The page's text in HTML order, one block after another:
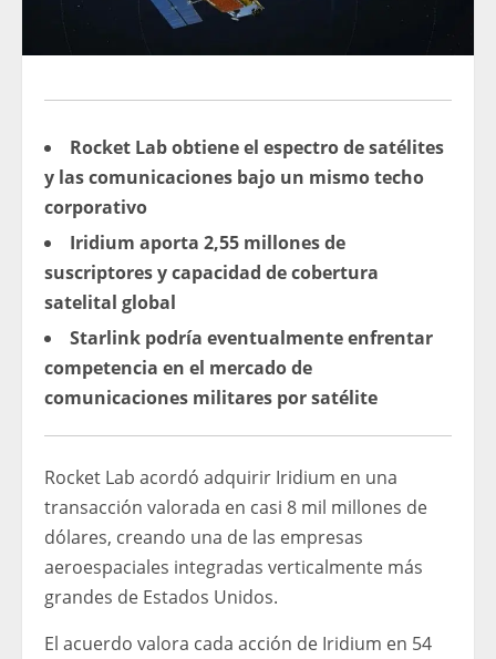
Rocket Lab obtiene el espectro de satélites
y las comunicaciones bajo un mismo techo
corporativo
Iridium aporta 2,55 millones de
suscriptores y capacidad de cobertura
satelital global
Starlink podría eventualmente enfrentar
competencia en el mercado de
comunicaciones militares por satélite
Rocket Lab acordó adquirir Iridium en una
transacción valorada en casi 8 mil millones de
dólares, creando una de las empresas
aeroespaciales integradas verticalmente más
grandes de Estados Unidos.
El acuerdo valora cada acción de Iridium en 54